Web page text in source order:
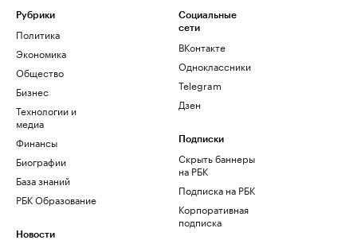
Рубрики
Политика
Экономика
Общество
Бизнес
Технологии и
медиа
Финансы
Биографии
База знаний
РБК Образование
Новости
Социальные
сети
ВКонтакте
Одноклассники
Telegram
Дзен
Подписки
Скрыть баннеры
на РБК
Подписка на РБК
Корпоративная
подписка